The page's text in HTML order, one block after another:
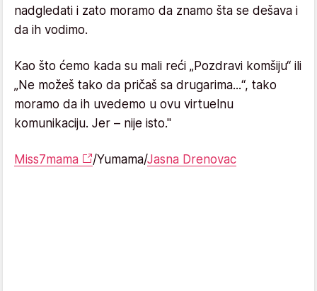
nadgledati i zato moramo da znamo šta se dešava i
da ih vodimo.
Kao što ćemo kada su mali reći „Pozdravi komšiju“ ili
„Ne možeš tako da pričaš sa drugarima...“, tako
moramo da ih uvedemo u ovu virtuelnu
komunikaciju. Jer – nije isto."
Miss7mama /Yumama/Jasna Drenovac